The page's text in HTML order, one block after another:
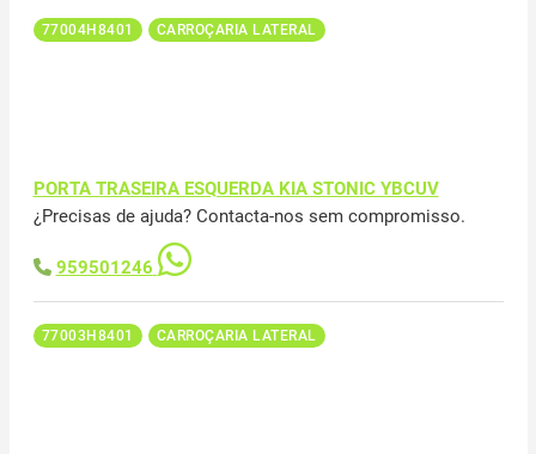
77004H8401 CARROÇARIA LATERAL
PORTA TRASEIRA ESQUERDA KIA STONIC YBCUV
¿Precisas de ajuda? Contacta-nos sem compromisso.
959501246
77003H8401 CARROÇARIA LATERAL